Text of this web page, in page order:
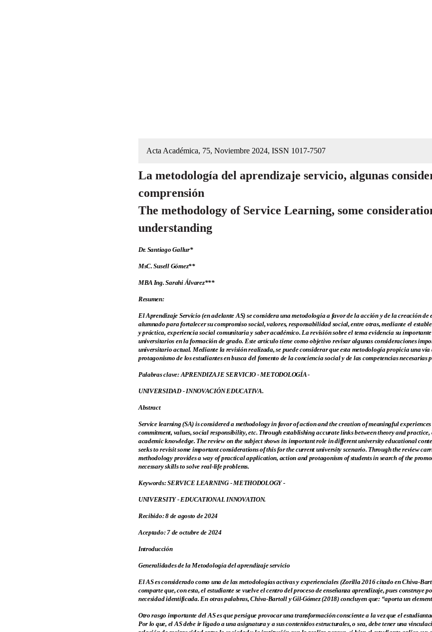
Acta Académica, 75, Noviembre 2024, ISSN 1017-7507
La metodología del aprendizaje servicio, algunas
comprensión
The methodology of Service Learning, some
understanding
Dr. Santiago Gallur*
MsC. Susell Gómez**
MBA Ing. Sarahi Álvarez***
Resumen:
El Aprendizaje Servicio (en adelante AS) se considera una metodología a favor de la acción y de la creación
alumnado para fortalecer su compromiso social, valores, responsabilidad social, entre otras, mediante el
y práctica, experiencia social comunitaria y saber académico. La revisión sobre el tema evidencia su
universitarios en la formación de grado. Este artículo tiene como objetivo revisar algunas consideraciones
universitario actual. Mediante la revisión realizada, se puede considerar que esta metodología propicia una
protagonismo de los estudiantes en busca del fomento de la conciencia social y de las competencias
Palabras clave: APRENDIZAJE SERVICIO - METODOLOGÍA -
UNIVERSIDAD - INNOVACIÓN EDUCATIVA.
Abstract
Service learning (SA) is considered a methodology in favor of action and the creation of meaningful
commitment, values, social responsibility, etc. Through establishing accurate links between theory and
academic knowledge. The review on the subject shows its important role in different university educational
seeks to revisit some important considerations of this for the current university scenario. Through the review
methodology provides a way of practical application, action and protagonism of students in search of the
necessary skills to solve real-life problems.
Keywords: SERVICE LEARNING - METHODOLOGY -
UNIVERSITY - EDUCATIONAL INNOVATION.
Recibido: 8 de agosto de 2024
Aceptado: 7 de octubre de 2024
Introducción
Generalidades de la Metodología del aprendizaje servicio
El AS es considerado como una de las metodologías activas y experienciales (Zorilla 2016 citado en Chiva-
comparte que, con esta, el estudiante se vuelve el centro del proceso de enseñanza aprendizaje, pues construye
necesidad identificada. En otras palabras, Chiva-Bartoll y Gil-Gómez (2018) concluyen que: “aporta un
Otro rasgo importante del AS es que persigue provocar una transformación consciente a la vez que el
Por lo que, el AS debe ir ligado a una asignatura y a sus contenidos estructurales, o sea, debe tener una